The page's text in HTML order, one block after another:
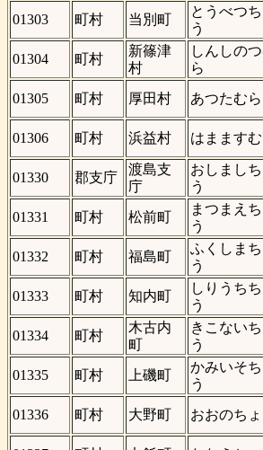
01303 町村 当別町
とうべつち
う
01304
町村
新篠津
村
しんしの
ら
01305
町村 厚田村 あつたむら
01306
町村 浜益村 はまます
01330
郡支庁
渡島支
庁
おしましち
う
01331 町村 松前町
まつまえち
う
01332
町村 福島町
ふくしまち
う
01333
町村 知内町
しりうちち
う
01334
町村
木古内
町
きこないち
う
01335
町村 上磯町
かみいそち
う
01336
町村 大野町 おおのちょ